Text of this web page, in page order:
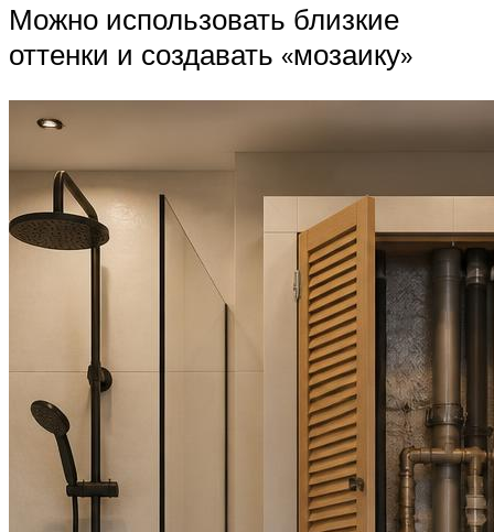
Можно использовать близкие
оттенки и создавать «мозаику»